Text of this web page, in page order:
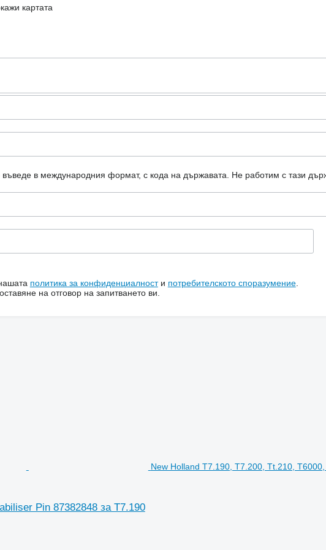
картата
в международния формат, с кода на държавата. Не работим с тази
политика за конфиденциалности потребителското споразумение.
на отговор на запитването ви.
New Holland T7.190, T7.200, Tt.210,
Pin 87382848 за T7.190